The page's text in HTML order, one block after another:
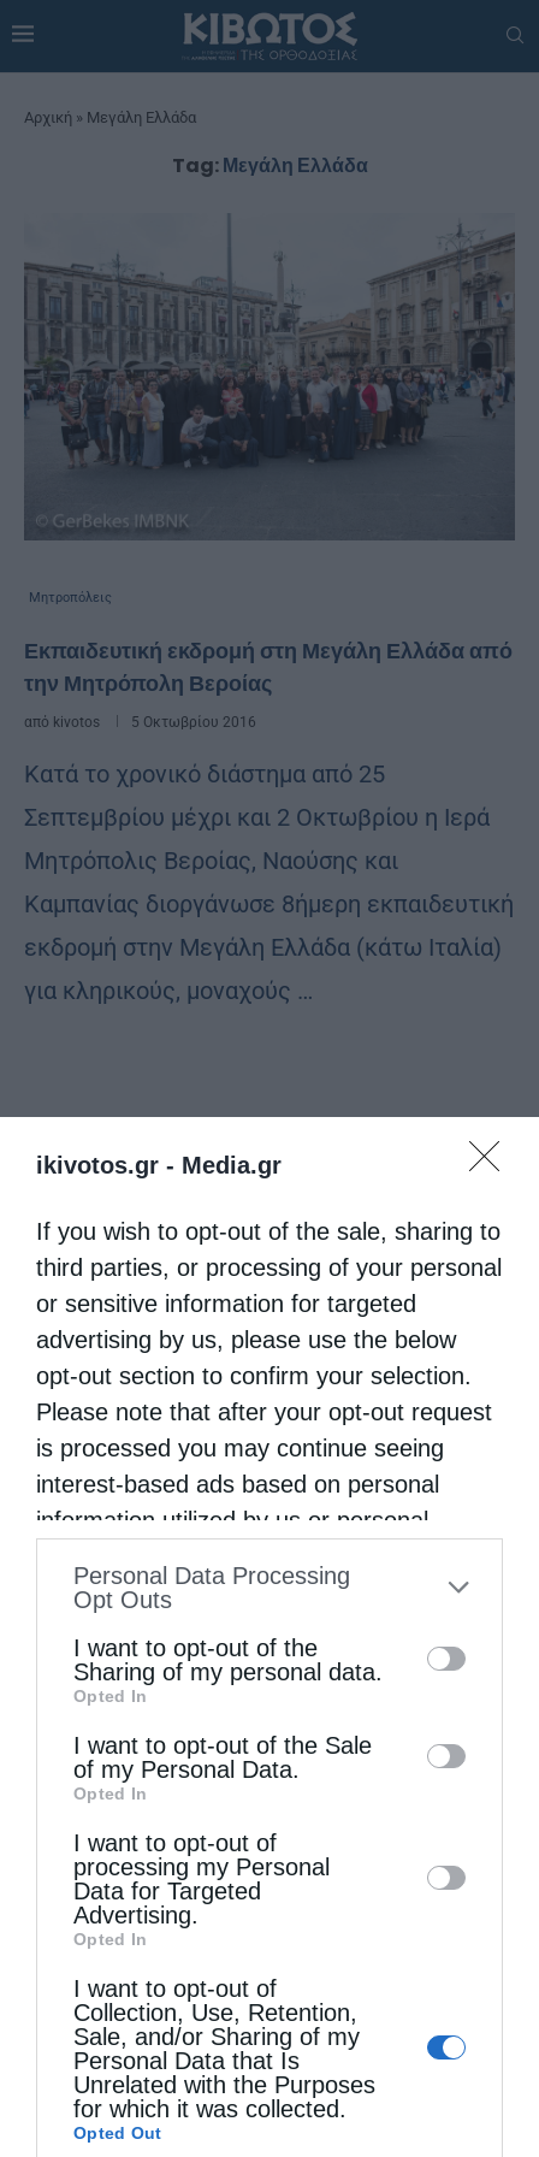
ikivotos.gr - Media.gr
If you wish to opt-out of the sale, sharing to
third parties, or processing of your personal
or sensitive information for targeted
advertising by us, please use the below
opt-out section to confirm your selection.
Please note that after your opt-out request
is processed you may continue seeing
interest-based ads based on personal
information utilized by us or personal
to your opt-out. You may separately opt-out
information by third parties on the IAB’s list
of downstream participants. This
information may also be disclosed by us to
third parties on theIAB’s List of
Downstream Participants
disclose it to other third parties.
Personal Data Processing
Opt Outs
I want to opt-out of the
Sharing of my personal data.
Opted In
I want to opt-out of the Sale
of my Personal Data.
Opted In
I want to opt-out of
processing my Personal
Data for Targeted
Advertising.
Opted In
I want to opt-out of
Collection, Use, Retention,
Sale, and/or Sharing of my
Personal Data that Is
Unrelated with the Purposes
for which it was collected.
Opted Out
Αρχική » Μεγάλη Ελλάδα
Tag:Μεγάλη Ελλάδα
Μητροπόλεις
Εκπαιδευτική εκδρομή στη Μεγάλη Ελλάδα από
την Μητρόπολη Βεροίας
από kivotos 5 Οκτωβρίου 2016
Κατά το χρονικό διάστημα από 25
Σεπτεμβρίου μέχρι και 2 Οκτωβρίου η Ιερά
Μητρόπολις Βεροίας, Ναούσης και
Καμπανίας διοργάνωσε 8ήμερη εκπαιδευτική
εκδρομή στην Μεγάλη Ελλάδα (κάτω Ιταλία)
για κληρικούς, μοναχούς …
Τελευταία άρθρα
Ο Άγιος Φύλακας Άγγελος
Ο Ελληνικός Ερυθρός Σταυρός προσφέρει
ψυχοκοινωνική υποστήριξη στους πυρόπληκτους
της Δυτικής Αττικής